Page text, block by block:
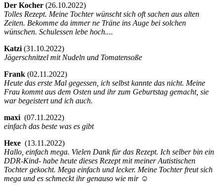
Der Kocher (26.10.2022)
Tolles Rezept. Meine Tochter wünscht sich oft sachen aus alten
Zeiten. Bekomme da immer ne Träne ins Auge bei solchen
wünschen. Schulessen lebe hoch....
Katzi (31.10.2022)
Jägerschnitzel mit Nudeln und Tomatensoße
Frank (02.11.2022)
Heute das erste Mal gegessen, ich selbst kannte das nicht. Meine
Frau kommt aus dem Osten und ihr zum Geburtstag gemacht, sie
war begeistert und ich auch.
maxi (07.11.2022)
einfach das beste was es gibt
Hexe (13.11.2022)
Hallo, einfach mega. Vielen Dank für das Rezept. Ich selber bin ein
DDR-Kind- habe heute dieses Rezept mit meiner Autistischen
Tochter gekocht. Mega einfach und lecker. Meine Tochter freut sich
mega und es schmeckt ihr genauso wie mir ☺️